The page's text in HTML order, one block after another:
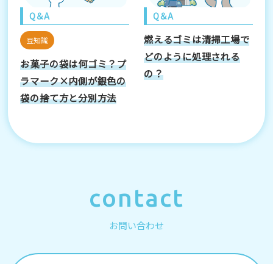
Q＆A
豆知識
お菓子の袋は何ゴミ？プ
ラマーク×内側が銀色の
袋の捨て方と分別方法
Q＆A
燃えるゴミは清掃工場で
どのように処理される
の？
contact
お問い合わせ